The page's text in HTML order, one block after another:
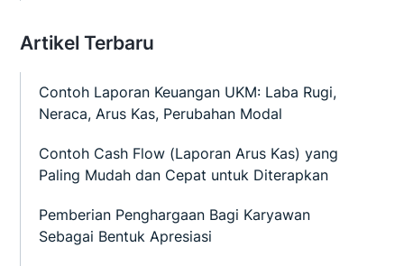
Artikel Terbaru
Contoh Laporan Keuangan UKM: Laba Rugi,
Neraca, Arus Kas, Perubahan Modal
Contoh Cash Flow (Laporan Arus Kas) yang
Paling Mudah dan Cepat untuk Diterapkan
Pemberian Penghargaan Bagi Karyawan
Sebagai Bentuk Apresiasi